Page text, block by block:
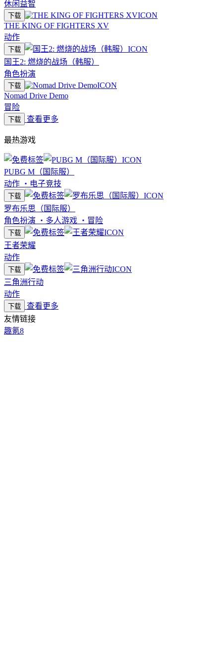
休闲益智
下载
THE KING OF FIGHTERS XV
动作
下载
国王2: 燃烧的战场（韩服）
角色扮演
下载
Nomad Drive Demo
冒险
下载 查看更多
最热游戏
PUBG M（国际服）
动作 ・ 电子竞技
下载
罗布乐思（国际服）
角色扮演
・ 多人游戏 ・ 冒险
下载
王者荣耀
动作
下载
三角洲行动
动作
下载
查看更多
友情链接
趣氪8